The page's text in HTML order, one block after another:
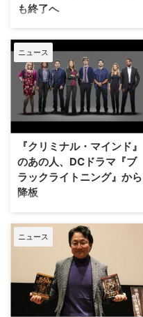
も終了へ
今年9月に発表された米CWのDC
ドラマ『SUPERGIRL／スーパー
ガール』に続き、アローバースの
エピソードに参加した『ブラック
ライトニング』がシーズン4をも
って幕を下ろすことが明らかとな
った。米Deadlineが報じてい
る。 『ブラックライトニング』
ーのジェファーソン・ピアースが
再びスー…
ニュース
『クリミナル・マインド』
のあの人、DCドラマ『ブ
ラックライトニング』から
降板
大人気ドラマ『クリミナル・マイ
ンド FBI行動分析課』でBAUチー
ムの一員だったデイモン・ガプト
ンが、米CWのDCスーパーヒー
ロードラマ『ブラックライトニン
グ』から降板することが明らかと
なった。米Deadlineが報じてい
る。 『クリミナル・マインド』
ニュース